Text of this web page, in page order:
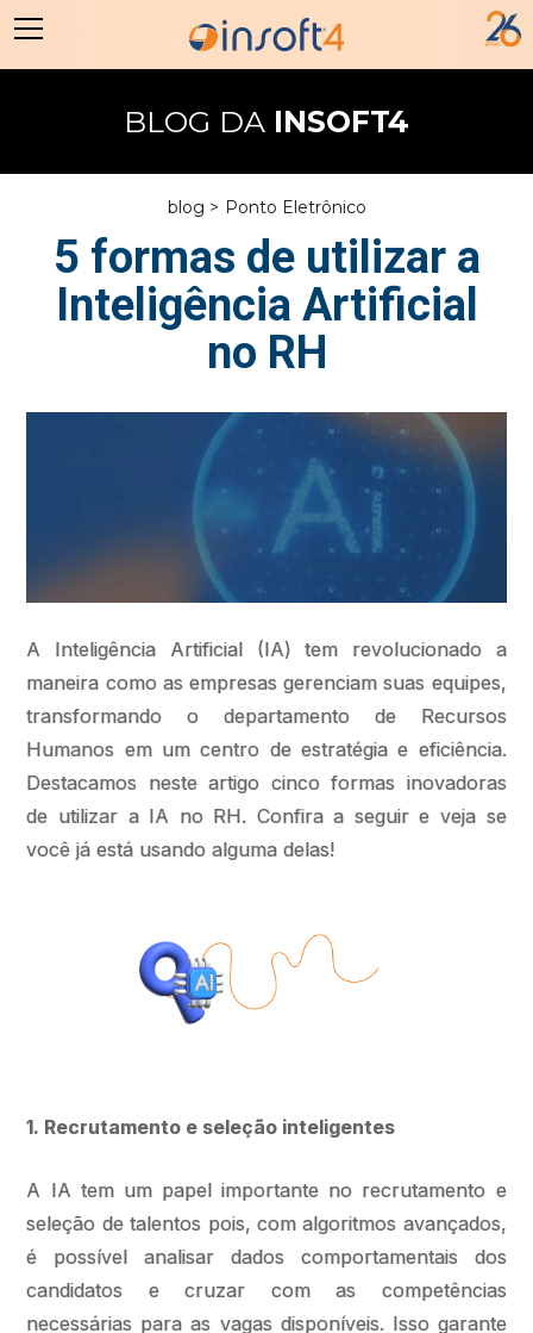
BLOG DAINSOFT4
blog > Ponto Eletrônico
5 formas de utilizar a
Inteligência Artificial
no RH
A Inteligência Artificial (IA) tem revolucionado a
maneira como as empresas gerenciam suas equipes,
transformando o departamento de Recursos
Humanos em um centro de estratégia e eficiência.
Destacamos neste artigo cinco formas inovadoras
de utilizar a IA no RH. Confira a seguir e veja se
você já está usando alguma delas!
1. Recrutamento e seleção inteligentes
A IA tem um papel importante no recrutamento e
seleção de talentos pois, com algoritmos avançados,
é possível analisar dados comportamentais dos
candidatos e cruzar com as competências
necessárias para as vagas disponíveis. Isso garante